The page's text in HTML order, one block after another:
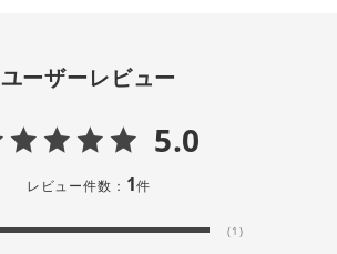
ユーザーレビュー
5.0
レビュー件数： 1件
(1)